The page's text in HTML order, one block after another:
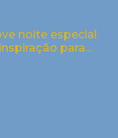
noite especial
para